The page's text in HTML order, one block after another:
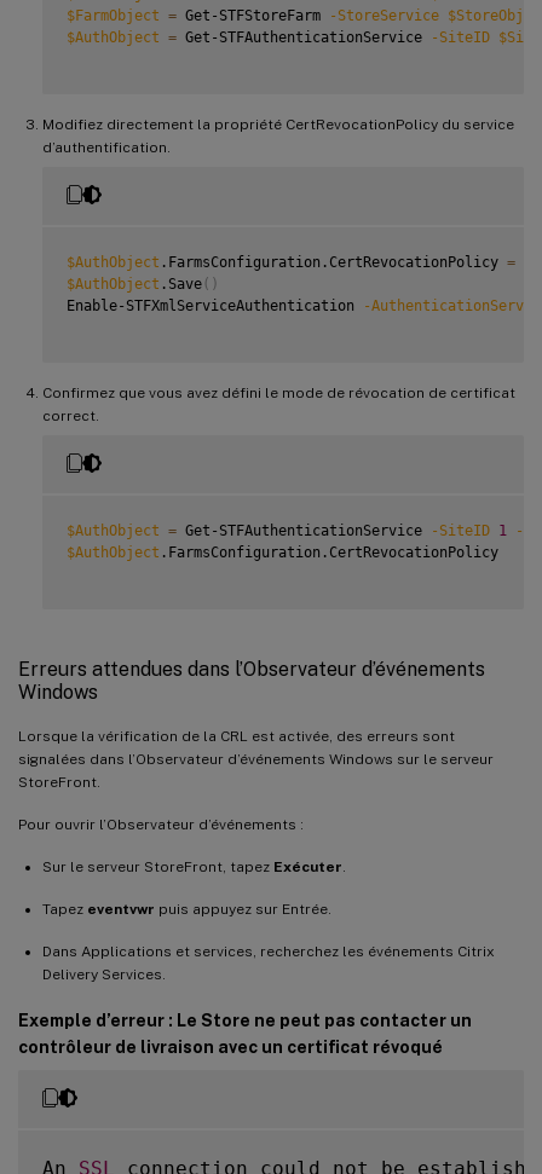
$FarmObject = Get-STFStoreFarm -StoreService
$AuthObject = Get-STFAuthenticationService -SiteID
Modifiez directement la propriété CertRevocationPolicy du service
d’authentification.
$AuthObject .FarmsConfiguration.CertRevocationPolicy =
$AuthObject .Save ( )
Enable-STFXmlServiceAuthentication
-
Confirmez que vous avez défini le mode de révocation de certificat
correct.
$AuthObject = Get-STFAuthenticationService -SiteID 1
-
$AuthObject .FarmsConfiguration.CertRevocationPolicy
Erreurs attendues dans l’Observateur d’événements
Windows
Lorsque la vérification de la CRL est activée, des erreurs sont
signalées dans l’Observateur d’événements Windows sur le serveur
StoreFront.
Pour ouvrir l’Observateur d’événements :
Sur le serveur StoreFront, tapez Exécuter
Tapez eventvwr puis appuyez sur Entrée.
Dans Applications et services, recherchez les événements Citrix
Delivery Services.
Exemple d’erreur : Le Store ne peut pas contacter un
contrôleur de livraison avec un certificat révoqué
An SSL connection could not be